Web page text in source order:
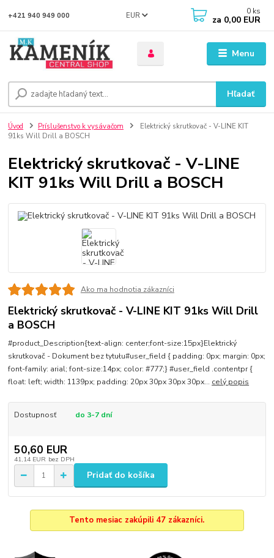
Menu
EUR
Hľadať
+421 940 949 000 0 ks
za 0,00 EUR
Úvod Príslušenstvo k vysávačom
Elektrický skrutkovač - V-LINE KIT
91ks Will Drill a BOSCH
Elektrický skrutkovač - V-LINE
KIT 91ks Will Drill a BOSCH
Ako ma hodnotia zákazníci
Elektrický skrutkovač - V-LINE KIT 91ks Will Drill
a BOSCH
#product_Description{text-align: center;font-size:15px}Elektrický
skrutkovač - Dokument bez tytułu#user_field { padding: 0px; margin: 0px;
font-family: arial; font-size:14px; color: #777;} #user_field .contentpr {
float: left; width: 1139px; padding: 20px 30px 30px 30px... celý popis
Dostupnosť do 3-7 dní
50,60 EUR
41,14 EUR bez DPH
Pridať do košíka
Tento mesiac zakúpili 47 zákazníci.